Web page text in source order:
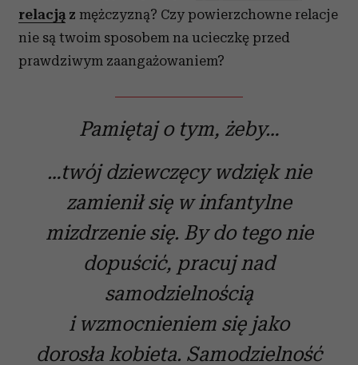
relacją z mężczyzną? Czy powierzchowne relacje
nie są twoim sposobem na ucieczkę przed
prawdziwym zaangażowaniem?
Pamiętaj o tym, żeby…
…twój dziewczęcy wdzięk nie
zamienił się w infantylne
mizdrzenie się. By do tego nie
dopuścić, pracuj nad
samodzielnością
i wzmocnieniem się jako
dorosła kobieta. Samodzielność